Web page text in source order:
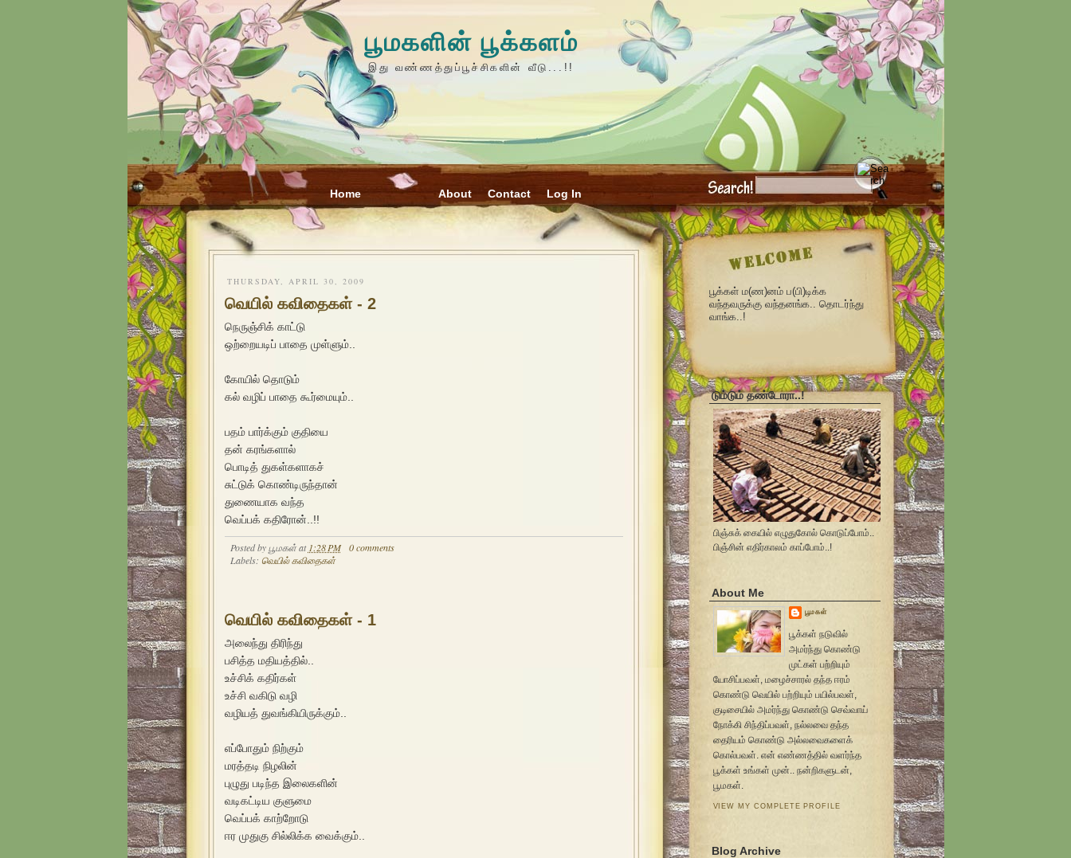
பூமகளின் பூக்களம்
இது வண்ணத்துப்பூச்சிகளின் வீடு...!!
Home About Contact Log In
THURSDAY, APRIL 30, 2009
வெயில் கவிதைகள் - 2
நெருஞ்சிக் காட்டு
ஒற்றையடிப் பாதை முள்ளும்..
கோயில் தொடும்
கல் வழிப் பாதை கூர்மையும்..
பதம் பார்க்கும் குதியை
தன் கரங்களால்
பொடித் துகள்களாகச்
சுட்டுக் கொண்டிருந்தான்
துணையாக வந்த
வெப்பக் கதிரோன்..!!
Posted byபூமகள் at 1:28 PM
0 comments
Labels: வெயில் கவிதைகள்
வெயில் கவிதைகள் - 1
அலைந்து திரிந்து
பசித்த மதியத்தில்..
உச்சிக் கதிர்கள்
உச்சி வகிடு வழி
வழியத் துவங்கியிருக்கும்..
எப்போதும் நிற்கும்
மரத்தடி நிழலின்
புழுது படிந்த இலைகளின்
வடிகட்டிய குளுமை
வெப்பக் காற்றோடு
ஈர முதுகு சில்லிக்க வைக்கும்..
பூக்கள் ம(ண)னம் ப(பி)டிக்க
வந்தவருக்கு வந்தனங்க.. தொடர்ந்து
வாங்க..!
டும்டும் தண்டோரா..!
பிஞ்சுக் கையில் எழுதுகோல் கொடுப்போம்..
பிஞ்சின் எதிர்காலம் காப்போம்..!
About Me
பூமகள்
பூக்கள் நடுவில்
அமர்ந்து கொண்டு
முட்கள் பற்றியும்
யோசிப்பவள், மழைச்சாரல் தந்த ஈரம்
கொண்டு வெயில் பற்றியும் பயில்பவள்,
குடிசையில் அமர்ந்து கொண்டு செவ்வாய்
நோக்கி சிந்திப்பவள், நல்லவை தந்த
தைரியம் கொண்டு அல்லவைகளைக்
கொல்பவள். என் எண்ணத்தில் வளர்ந்த
பூக்கள் உங்கள் முன்.. நன்றிகளுடன்,
பூமகள்.
VIEW MY COMPLETE PROFILE
Blog Archive